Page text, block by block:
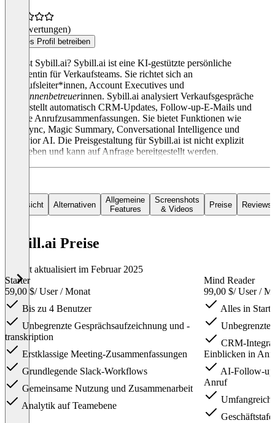
(0 Bewertungen)
Dieses Profil betreiben
Was ist Sybill.ai? Sybill.ai ist eine KI-gestützte persönliche
Assistentin für Verkaufsteams. Sie richtet sich an
Verkaufsleiter*innen, Account Executives und
innenbetreuerinnen. Sybill.ai analysiert Verkaufsgespräche
und erstellt automatisch CRM-Updates, Follow-up-E-Mails und
genaue Anrufzusammenfassungen. Sie bietet Funktionen wie
DealSync, Magic Summary, Conversational Intelligence und
Behavior AI. Die Preisgestaltung für Sybill.ai ist nicht explizit
angegeben und kann auf Anfrage bereitgestellt werden.
Übersicht Alternativen
Allgemeine
Features
Screenshots
& Videos
Preise Reviews
Sybill.ai Preise
Zuletzt aktualisiert im Februar 2025
Starter
59,00 $/ User / Monat
Bis zu 4 Benutzer
Unbegrenzte Gesprächsaufzeichnung und -
transkription
Erstklassige Meeting-Zusammenfassungen
Grundlegende Slack-Workflows
Gemeinsame Nutzung und Zusammenarbeit
Analytik auf Teamebene
Mind Reader
99,00 $/ User /
Alles in
Unbegrenzte
CRM-
Einblicken in
AI-Follow-
Anruf
Geschäftstafel